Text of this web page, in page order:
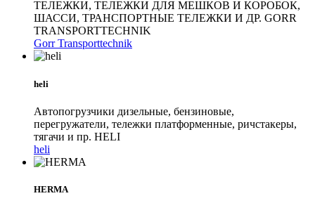
ТЕЛЕЖКИ, ТЕЛЕЖКИ ДЛЯ МЕШКОВ И КОРОБОК,
ШАССИ, ТРАНСПОРТНЫЕ ТЕЛЕЖКИ И ДР. GORR
TRANSPORTTECHNIK
Gorr Transporttechnik
heli
Автопогрузчики дизельные, бензиновые,
перегружатели, тележки платформенные, ричстакеры,
тягачи и пр. HELI
heli
HERMA